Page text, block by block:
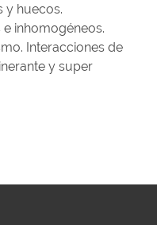
y huecos.
inhomogéneos.
Interacciones de
y super